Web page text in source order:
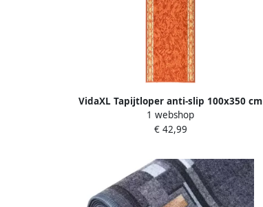
VidaXL Tapijtloper anti-slip 100x350 cm
terracottakleurig
1 webshop
€ 42,99